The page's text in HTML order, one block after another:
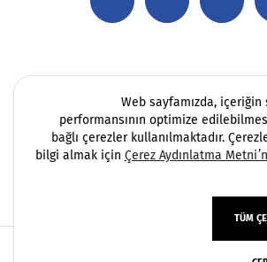
Web sayfamızda, içeriğin
performansının optimize
bağlı çerezler kullanılmaktadır.
bilgi almak için Çerez Aydınlatma
TÜM